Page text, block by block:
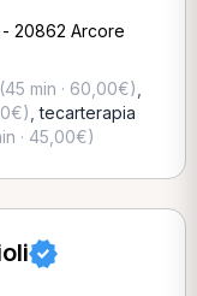
20862 Arcore
(45 min · 60,00€)
,tecarterapia
· 45,00€)